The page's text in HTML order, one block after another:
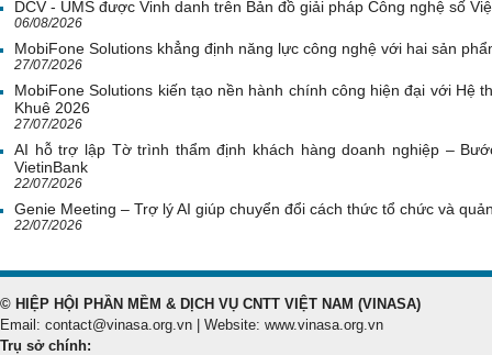
DCV - UMS được Vinh danh trên Bản đồ giải pháp Công nghệ số
06/08/2026
MobiFone Solutions khẳng định năng lực công nghệ với hai sản
27/07/2026
MobiFone Solutions kiến tạo nền hành chính công hiện đại với Hệ
Khuê 2026
27/07/2026
AI hỗ trợ lập Tờ trình thẩm định khách hàng doanh nghiệp –
VietinBank
22/07/2026
Genie Meeting – Trợ lý AI giúp chuyển đổi cách thức tổ chức và
22/07/2026
© HIỆP HỘI PHẦN MỀM & DỊCH VỤ CNTT VIỆT NAM (VINASA)
Email: contact@vinasa.org.vn | Website: www.vinasa.org.vn
Trụ sở chính: